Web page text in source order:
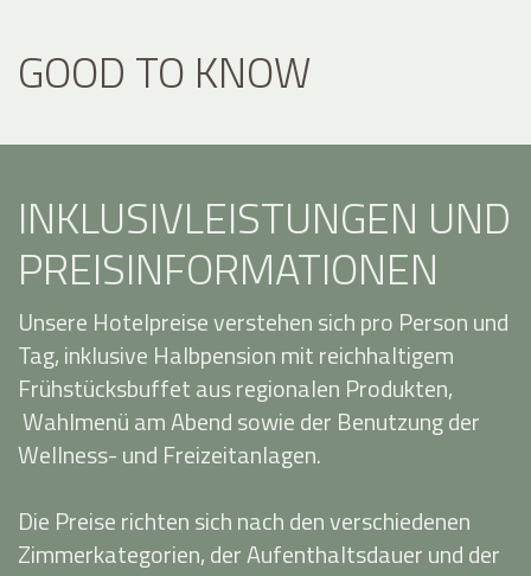
GOOD TO KNOW
INKLUSIVLEISTUNGEN UND
PREISINFORMATIONEN
Unsere Hotelpreise verstehen sich pro Person und
Tag, inklusive Halbpension mit reichhaltigem
Frühstücksbuffet aus regionalen Produkten,
Wahlmenü am Abend sowie der Benutzung der
Wellness- und Freizeitanlagen.
Die Preise richten sich nach den verschiedenen
Zimmerkategorien, der Aufenthaltsdauer und der